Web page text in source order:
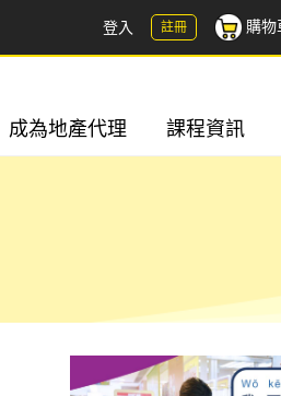
登入 註冊 購物
成為地產代理 課程資訊